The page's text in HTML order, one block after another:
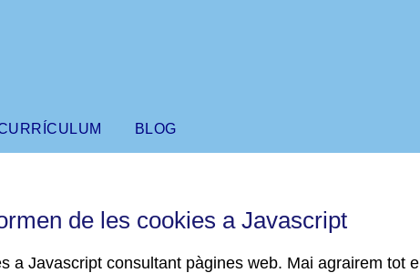
BLOG
de les cookies a Javascript
a Javascript consultant pàgines web. Mai agrairem tot el